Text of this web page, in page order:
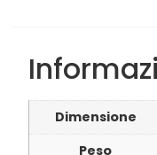
Dimensione
Peso